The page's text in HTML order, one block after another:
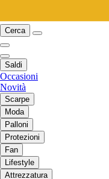
Cerca
Saldi
Occasioni
Novità
Scarpe
Moda
Palloni
Protezioni
Fan
Lifestyle
Attrezzatura